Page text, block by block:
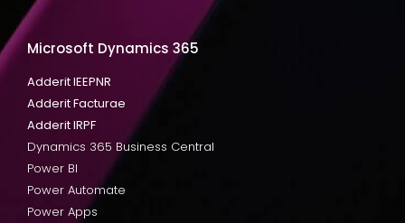
Microsoft Dynamics 365
Adderit IEEPNR
Adderit Facturae
Adderit IRPF
Dynamics 365 Business Central
Power BI
Power Automate
Power Apps